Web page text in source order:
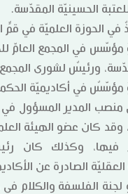
الحسينيّة المقدّسة.
مؤسّس في المجمع العامّ
ورئيسٌ لشورى المجمع
منصب المدير المسؤول في
وقد كان عضو الهيئة
فيها، وكذلك كان
العقليّة الصادرة عن
لجنة الفلسفة والكلام